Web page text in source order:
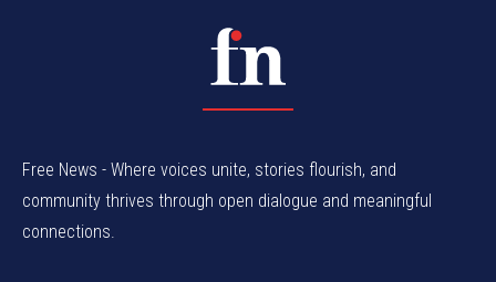
Free News - Where voices unite, stories flourish, and
community thrives through open dialogue and meaningful
connections.